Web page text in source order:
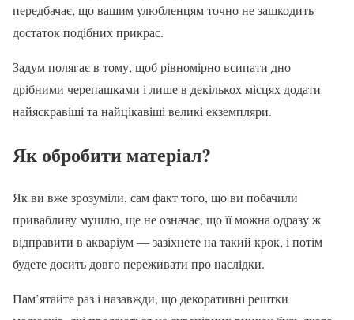
передбачає, що вашим улюбленцям точно не зашкодить
достаток подібних прикрас.
Задум полягає в тому, щоб рівномірно всипати дно
дрібними черепашками і лише в декількох місцях додати
найяскравіші та найцікавіші великі екземпляри.
Як обробити матеріал?
Як ви вже зрозуміли, сам факт того, що ви побачили
привабливу мушлю, ще не означає, що її можна одразу ж
відправити в акваріум — зазіхнете на такий крок, і потім
будете досить довго переживати про наслідки.
Пам’ятайте раз і назавжди, що декоративні рештки